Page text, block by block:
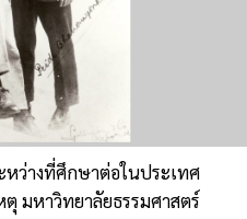
ว่างที่ศึกษาต่อในประเทศ
มหาวิทยาลัยธรรมศาสตร์